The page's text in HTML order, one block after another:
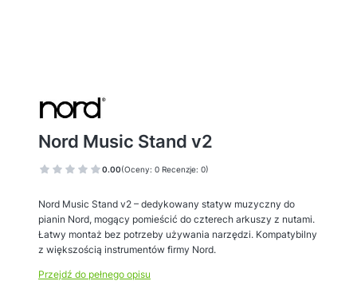
Nord Music Stand v2
0.00(Oceny: 0 Recenzje: 0)
Nord Music Stand v2 – dedykowany statyw muzyczny do
pianin Nord, mogący pomieścić do czterech arkuszy z nutami.
Łatwy montaż bez potrzeby używania narzędzi. Kompatybilny
z większością instrumentów firmy Nord.
Przejdź do pełnego opisu